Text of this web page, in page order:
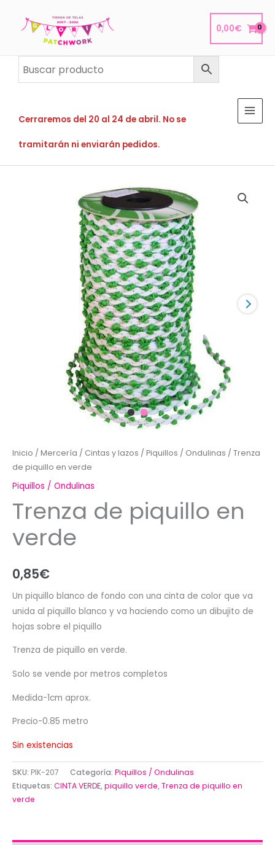
0,00€
Cerraremos del 20 al 24 de abril. No se
tramitarán ni enviarán pedidos.
Inicio / Mercería / Cintas y lazos / Piquillos / Ondulinas / Trenza
de piquillo en verde
Piquillos / Ondulinas
Trenza de piquillo en
verde
0,85€
Un piquillo blanco de fondo con una cinta de color que va
unida al piquillo blanco y va haciendo como un dibujito de
hojas sobre el piquillo
Trenza de piquillo en verde.
Solo se vende por metros completos
Medida-1cm aprox.
Precio-0.85 metro
Sin existencias
SKU: PIK-207 Categoría: Piquillos / Ondulinas
Etiquetas: CINTA VERDE,piquillo verde,Trenza de piquillo en
verde